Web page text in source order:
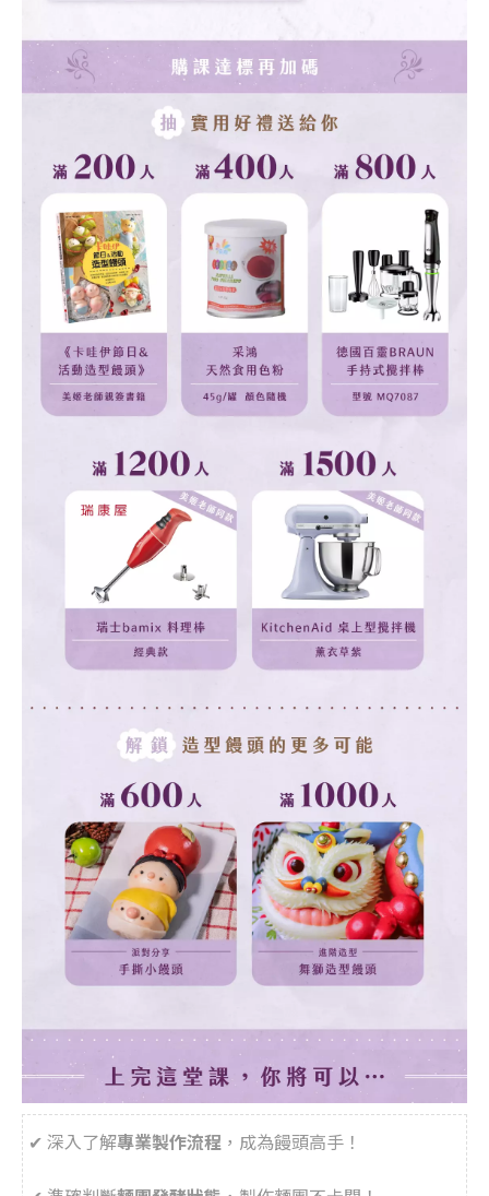
✔︎ 深入了解專業製作流程 ，成為饅頭高手！